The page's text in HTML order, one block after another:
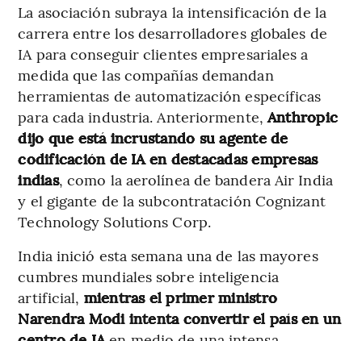
La asociación subraya la intensificación de la
carrera entre los desarrolladores globales de
IA para conseguir clientes empresariales a
medida que las compañías demandan
herramientas de automatización específicas
para cada industria. Anteriormente,Anthropic
dijo que está incrustando su agente de
codificación de IA en destacadas empresas
indias, como la aerolínea de bandera Air India
y el gigante de la subcontratación Cognizant
Technology Solutions Corp.
India inició esta semana una de las mayores
cumbres mundiales sobre inteligencia
artificial, mientras el primer ministro
Narendra Modi intenta convertir el país en un